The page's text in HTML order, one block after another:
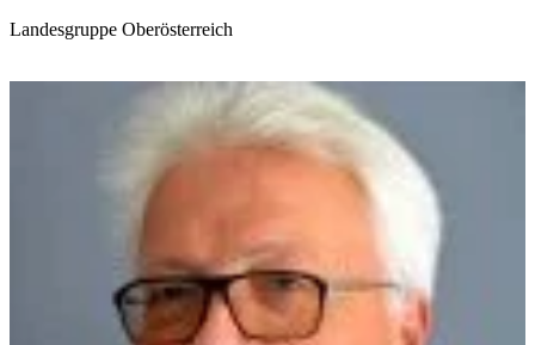
Landesgruppe Oberösterreich